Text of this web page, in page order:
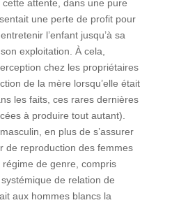
cette attente, dans une pure
une perte de profit pour
l’enfant jusqu’à sa
exploitation. À cela,
chez les propriétaires
de la mère lorsqu’elle était
les faits, ces rares dernières
à produire tout autant).
en plus de s’assurer
de reproduction des femmes
de genre, compris
de relation de
aux hommes blancs la